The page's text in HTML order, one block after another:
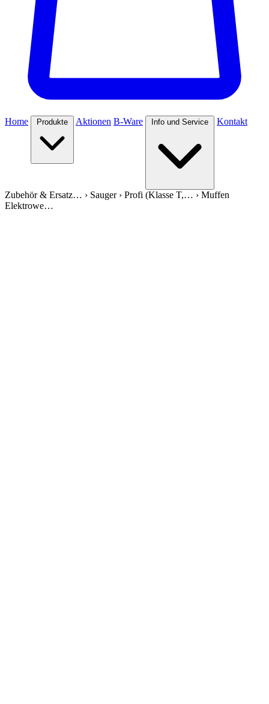
Home Produkte Aktionen B-Ware Info und Service Kontakt
Zubehör & Ersatz… › Sauger› Profi (Klasse T,… › Muffen
Elektrowe…